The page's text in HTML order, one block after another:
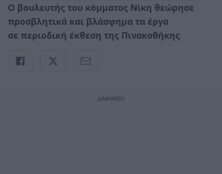
Ο βουλευτής του κόμματος Νίκη θεώρησε
προσβλητικά και βλάσφημα τα έργα
σε περιοδική έκθεση της Πινακοθήκης